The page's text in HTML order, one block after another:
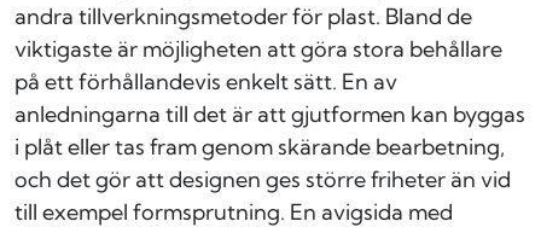
andra tillverkningsmetoder för plast. Bland de
viktigaste är möjligheten att göra stora behållare
på ett förhållandevis enkelt sätt. En av
anledningarna till det är att gjutformen kan byggas
i plåt eller tas fram genom skärande bearbetning,
och det gör att designen ges större friheter än vid
till exempel formsprutning. En avigsida med